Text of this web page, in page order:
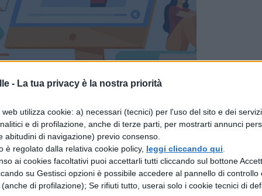
- La tua privacy è la nostra priorità
utilizza cookie: a) necessari (tecnici) per l'uso del sito e dei
e di profilazione, anche di terze parti, per mostrarti annunci
abitudini di navigazione) previo consenso.
è regolato dalla relativa cookie policy, leggi cliccando qui
ai cookies facoltativi puoi accettarli tutti cliccando sul bottone
su Gestisci opzioni è possibile accedere al pannello di controllo
di profilazione); Se rifiuti tutto, userai solo i cookie tecnici di
greco? Nello schema qui sopra sono stati
ciascuna lettera, tuttavia dobbiamo fare
come in italiano; il dittongo ου si legge